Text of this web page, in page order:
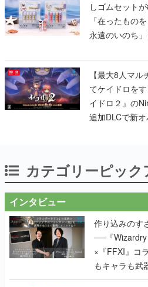
しゴムセット
「在ったもの
永遠のいのち
【最大8人マ
てケイドロを
イドロ２』の
追加DLCで新
カテゴリーピック
インタビュー
作り込みのす
──『Wizardry
×『FFXI』コ
もキャラも武
で作り込まれ